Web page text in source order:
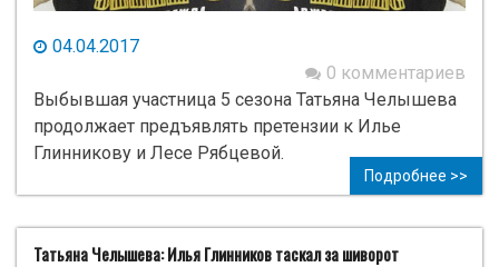
04.04.2017
0 комментариев
Выбывшая участница 5 сезона Татьяна Челышева
продолжает предъявлять претензии к Илье
Глинникову и Лесе Рябцевой.
Подробнее >>
Татьяна Челышева: Илья Глинников таскал за шиворот